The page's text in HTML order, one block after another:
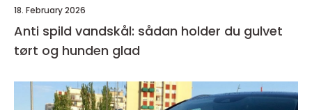
18. February 2026
Anti spild vandskål: sådan holder du gulvet
tørt og hunden glad